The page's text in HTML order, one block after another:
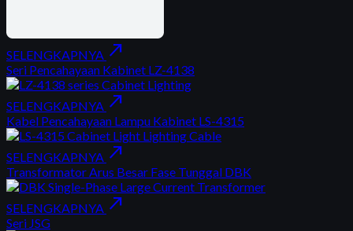
SELENGKAPNYA north_east
Seri Pencahayaan Kabinet LZ-4138
SELENGKAPNYA north_east
Kabel Pencahayaan Lampu Kabinet LS-4315
SELENGKAPNYA north_east
Transformator Arus Besar Fase Tunggal DBK
SELENGKAPNYA north_east
Seri JSG